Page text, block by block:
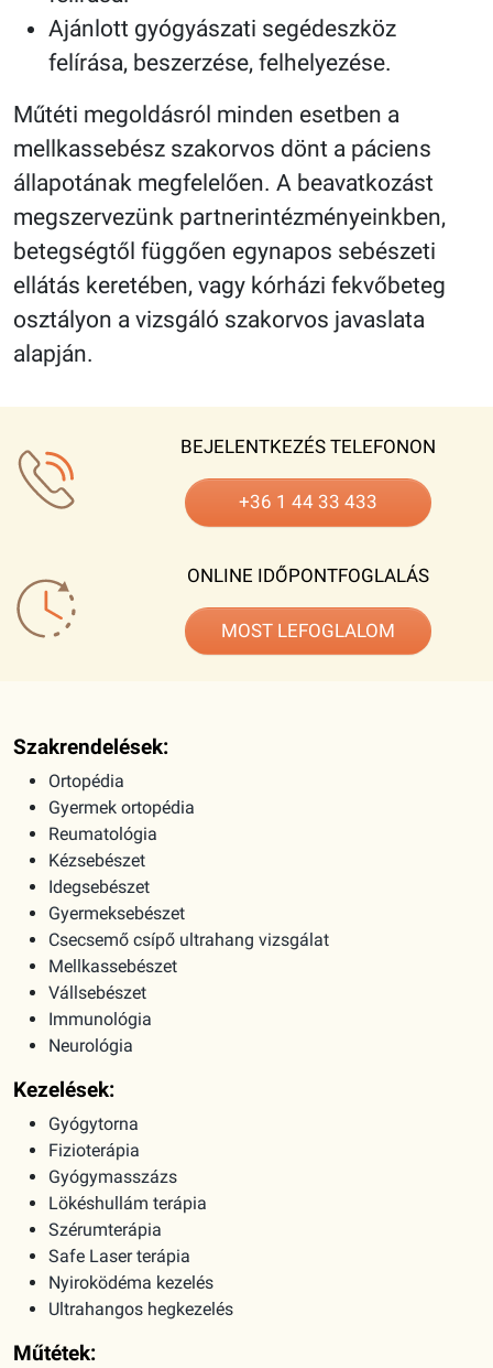
Ajánlott gyógyászati segédeszköz
felírása, beszerzése, felhelyezése.
Műtéti megoldásról minden esetben a
mellkassebész szakorvos dönt a páciens
állapotának megfelelően. A beavatkozást
megszervezünk partnerintézményeinkben,
betegségtől függően egynapos sebészeti
ellátás keretében, vagy kórházi fekvőbeteg
osztályon a vizsgáló szakorvos javaslata
alapján.
BEJELENTKEZÉS TELEFONON
+36 1 44 33 433
ONLINE IDŐPONTFOGLALÁS
MOST LEFOGLALOM
Szakrendelések:
Ortopédia
Gyermek ortopédia
Reumatológia
Kézsebészet
Idegsebészet
Gyermeksebészet
Csecsemő csípő ultrahang vizsgálat
Mellkassebészet
Vállsebészet
Immunológia
Neurológia
Kezelések:
Gyógytorna
Fizioterápia
Gyógymasszázs
Lökéshullám terápia
Szérumterápia
Safe Laser terápia
Nyiroködéma kezelés
Ultrahangos hegkezelés
Műtétek: